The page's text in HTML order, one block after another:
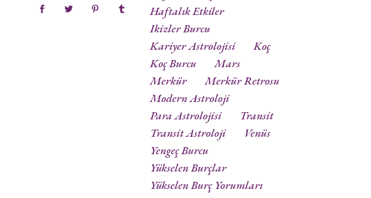
Haftalık Etkiler
Ikizler Burcu
Kariyer Astrolojisi
Koç
Koç Burcu
Mars
Merkür
Merkür Retrosu
Modern Astroloji
Para Astrolojisi
Transit
Transit Astroloji
Venüs
Yengeç Burcu
Yükselen Burçlar
Yükselen Burç Yorumları